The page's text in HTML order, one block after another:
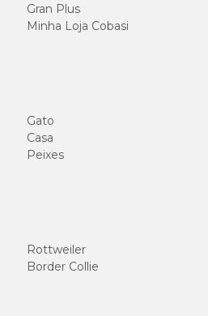
Gran Plus
Minha Loja Cobasi
Gato
Casa
Peixes
Rottweiler
Border Collie